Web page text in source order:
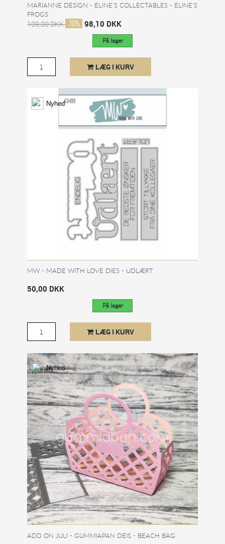
MARIANNE DESIGN - ELINE'S COLLECTABLES - ELINE'S
FROGS
109,00 DKK -10% 98,10 DKK
På lager
LÆG I KURV
Nyhed
MW - MADE WITH LOVE DIES - UDLÆRT
50,00 DKK
På lager
LÆG I KURV
Nyhed
ADD ON JULI - GUMMIAPAN DEIS - BEACH BAG